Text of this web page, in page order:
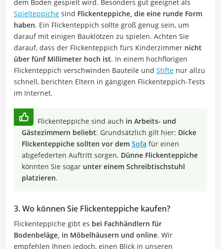
dem Boden gespielt wird. Besonders gut geeignet als
Spielteppiche sind Flickenteppiche, die eine runde Form
haben. Ein Flickenteppich sollte groß genug sein, um
darauf mit einigen Bauklötzen zu spielen. Achten Sie
darauf, dass der Flickenteppich fürs Kinderzimmer nicht
über fünf Millimeter hoch ist. In einem hochflorigen
Flickenteppich verschwinden Bauteile und Stifte nur allzu
schnell, berichten Eltern in gängigen Flickenteppich-Tests
im Internet.
Flickenteppiche sind auch in Arbeits- und
Gästezimmern beliebt. Grundsätzlich gilt hier: Dicke
Flickenteppiche sollten vor dem Sofa für einen
abgefederten Auftritt sorgen. Dünne Flickenteppiche
könnten Sie sogar unter einem Schreibtischstuhl
platzieren.
3. Wo können Sie Flickenteppiche kaufen?
Flickenteppiche gibt es bei Fachhändlern für
Bodenbeläge, in Möbelhäusern und online. Wir
empfehlen Ihnen jedoch, einen Blick in unseren